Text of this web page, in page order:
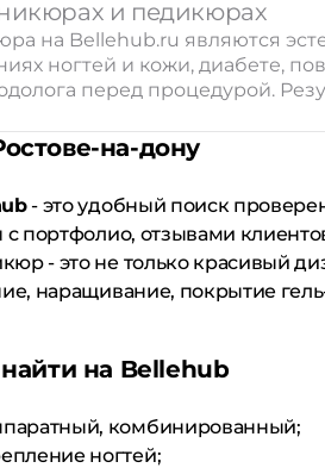
и педикюрах
на Bellehub.ru являются
ногтей и кожи, диабете,
перед процедурой.
на-дону
- это удобный поиск
портфолио, отзывами
- это не только красивый
наращивание, покрытие
на Bellehub
комбинированный;
ногтей;